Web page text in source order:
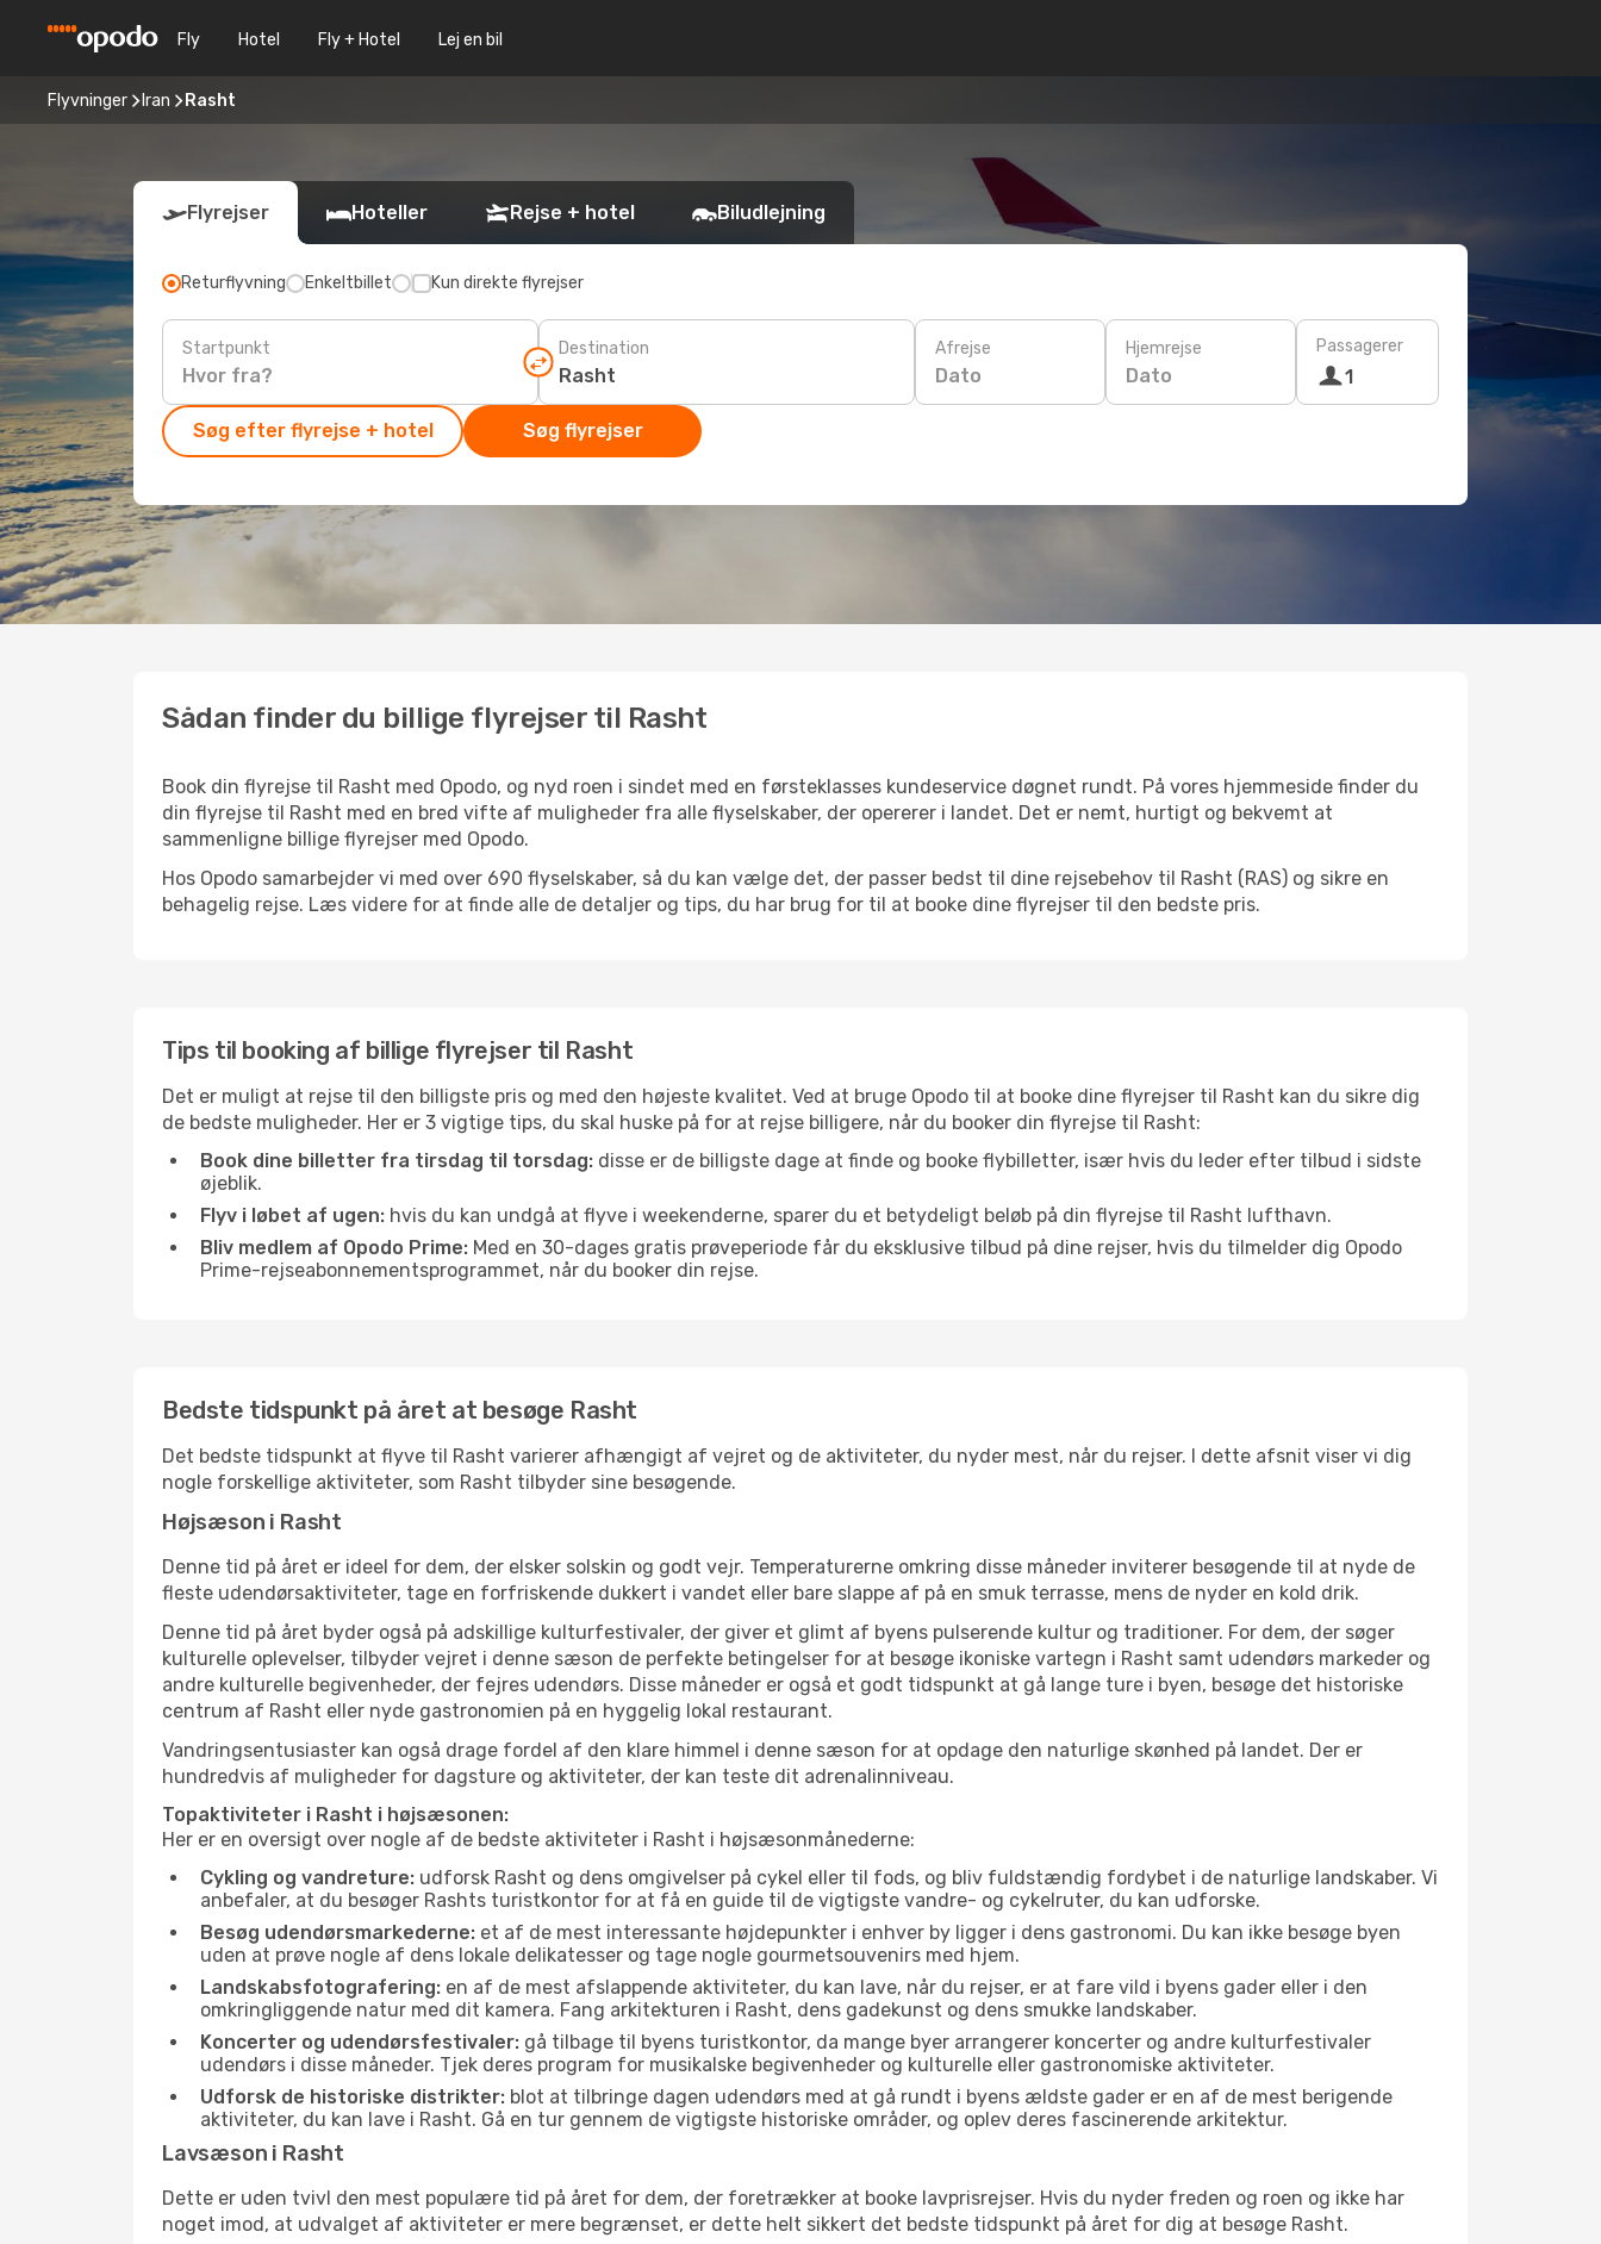
Fly Hotel Fly + Hotel Lej en bil
Flyvninger Iran Rasht
Flyrejser Hoteller Rejse + hotel Biludlejning
Returflyvning Enkeltbillet Kun direkte flyrejser
Startpunkt Destination Afrejse
Dato
Hjemrejse
Dato
Passagerer
1
Søg efter flyrejse + hotel Søg flyrejser
Sådan finder du billige flyrejser til Rasht
Book din flyrejse til Rasht med Opodo, og nyd roen i sindet med en førsteklasses kundeservice døgnet rundt. På vores hjemmeside finder du
din flyrejse til Rasht med en bred vifte af muligheder fra alle flyselskaber, der opererer i landet. Det er nemt, hurtigt og bekvemt at
sammenligne billige flyrejser med Opodo.
Hos Opodo samarbejder vi med over 690 flyselskaber, så du kan vælge det, der passer bedst til dine rejsebehov til Rasht (RAS) og sikre en
behagelig rejse. Læs videre for at finde alle de detaljer og tips, du har brug for til at booke dine flyrejser til den bedste pris.
Tips til booking af billige flyrejser til Rasht
Det er muligt at rejse til den billigste pris og med den højeste kvalitet. Ved at bruge Opodo til at booke dine flyrejser til Rasht kan du sikre dig
de bedste muligheder. Her er 3 vigtige tips, du skal huske på for at rejse billigere, når du booker din flyrejse til Rasht:
Book dine billetter fra tirsdag til torsdag: disse er de billigste dage at finde og booke flybilletter, især hvis du leder efter tilbud i sidste
øjeblik.
Flyv i løbet af ugen: hvis du kan undgå at flyve i weekenderne, sparer du et betydeligt beløb på din flyrejse til Rasht lufthavn.
Bliv medlem af Opodo Prime: Med en 30-dages gratis prøveperiode får du eksklusive tilbud på dine rejser, hvis du tilmelder dig Opodo
Prime-rejseabonnementsprogrammet, når du booker din rejse.
Bedste tidspunkt på året at besøge Rasht
Det bedste tidspunkt at flyve til Rasht varierer afhængigt af vejret og de aktiviteter, du nyder mest, når du rejser. I dette afsnit viser vi dig
nogle forskellige aktiviteter, som Rasht tilbyder sine besøgende.
Højsæson i Rasht
Denne tid på året er ideel for dem, der elsker solskin og godt vejr. Temperaturerne omkring disse måneder inviterer besøgende til at nyde de
fleste udendørsaktiviteter, tage en forfriskende dukkert i vandet eller bare slappe af på en smuk terrasse, mens de nyder en kold drik.
Denne tid på året byder også på adskillige kulturfestivaler, der giver et glimt af byens pulserende kultur og traditioner. For dem, der søger
kulturelle oplevelser, tilbyder vejret i denne sæson de perfekte betingelser for at besøge ikoniske vartegn i Rasht samt udendørs markeder og
andre kulturelle begivenheder, der fejres udendørs. Disse måneder er også et godt tidspunkt at gå lange ture i byen, besøge det historiske
centrum af Rasht eller nyde gastronomien på en hyggelig lokal restaurant.
Vandringsentusiaster kan også drage fordel af den klare himmel i denne sæson for at opdage den naturlige skønhed på landet. Der er
hundredvis af muligheder for dagsture og aktiviteter, der kan teste dit adrenalinniveau.
Topaktiviteter i Rasht i højsæsonen:
Her er en oversigt over nogle af de bedste aktiviteter i Rasht i højsæsonmånederne:
Cykling og vandreture: udforsk Rasht og dens omgivelser på cykel eller til fods, og bliv fuldstændig fordybet i de naturlige landskaber. Vi
anbefaler, at du besøger Rashts turistkontor for at få en guide til de vigtigste vandre- og cykelruter, du kan udforske.
Besøg udendørsmarkederne: et af de mest interessante højdepunkter i enhver by ligger i dens gastronomi. Du kan ikke besøge byen
uden at prøve nogle af dens lokale delikatesser og tage nogle gourmetsouvenirs med hjem.
Landskabsfotografering: en af de mest afslappende aktiviteter, du kan lave, når du rejser, er at fare vild i byens gader eller i den
omkringliggende natur med dit kamera. Fang arkitekturen i Rasht, dens gadekunst og dens smukke landskaber.
Koncerter og udendørsfestivaler: gå tilbage til byens turistkontor, da mange byer arrangerer koncerter og andre kulturfestivaler
udendørs i disse måneder. Tjek deres program for musikalske begivenheder og kulturelle eller gastronomiske aktiviteter.
Udforsk de historiske distrikter: blot at tilbringe dagen udendørs med at gå rundt i byens ældste gader er en af de mest berigende
aktiviteter, du kan lave i Rasht. Gå en tur gennem de vigtigste historiske områder, og oplev deres fascinerende arkitektur.
Lavsæson i Rasht
Dette er uden tvivl den mest populære tid på året for dem, der foretrækker at booke lavprisrejser. Hvis du nyder freden og roen og ikke har
noget imod, at udvalget af aktiviteter er mere begrænset, er dette helt sikkert det bedste tidspunkt på året for dig at besøge Rasht.